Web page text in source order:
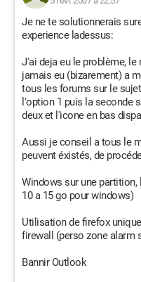
Je ne te solutionnerais
experience ladessus:
J'ai deja eu le problème,
jamais eu (bizarement) a
tous les forums sur le
l'option 1 puis la seconde
deux et l'icone en bas
Aussi je conseil a tous le
peuvent éxistés, de
Windows sur une partition,
10 a 15 go pour windows)
Utilisation de firefox
firewall (perso zone alarm
Bannir Outlook